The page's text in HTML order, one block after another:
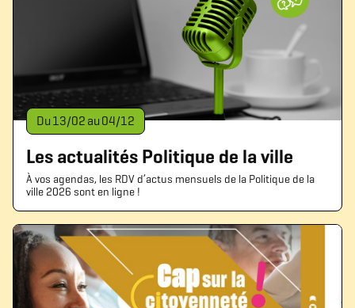
Du 13/02 au 04/12
Les actualités Politique de la ville
À vos agendas, les RDV d’actus mensuels de la Politique de la
ville 2026 sont en ligne !